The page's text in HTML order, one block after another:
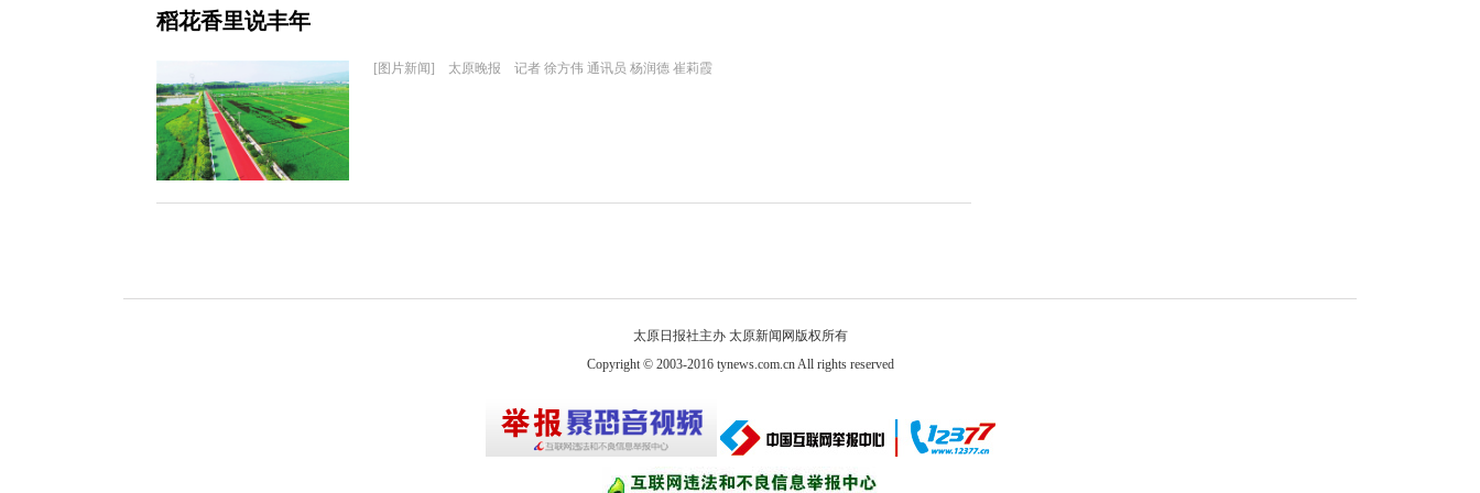
稻花香里说丰年
[图片新闻] 太原晚报 记者 徐方伟 通讯员 杨润德 崔莉霞
太原日报社主办 太原新闻网版权所有
Copyright © 2003-2016 tynews.com.cn All rights reserved